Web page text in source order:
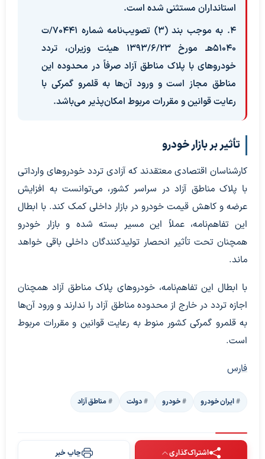
استانداران مستثنی شده است.
۴. به موجب بند (۳) تصویب‌نامه شماره ۷۰۴۴۱/ت
۵۱۰۴۰هـ مورخ ۱۳۹۳/۶/۲۳ هیئت وزیران، تردد
خودروهای با پلاک مناطق آزاد صرفاً در محدوده این
مناطق مجاز است و ورود آن‌ها به قلمرو گمرکی با
رعایت قوانین و مقررات مربوط امکان‌پذیر می‌باشد.
تأثیر بر بازار خودرو
کارشناسان اقتصادی معتقدند که آزادی تردد خودروهای وارداتی
با پلاک مناطق آزاد در سراسر کشور، می‌توانست به افزایش
عرضه و کاهش قیمت خودرو در بازار داخلی کمک کند. با ابطال
این تفاهم‌نامه، عملاً این مسیر بسته شده و بازار خودرو
همچنان تحت تأثیر انحصار تولیدکنندگان داخلی باقی خواهد
ماند.
با ابطال این تفاهم‌نامه، خودروهای پلاک مناطق آزاد همچنان
اجازه تردد در خارج از محدوده مناطق آزاد را ندارند و ورود آن‌ها
به قلمرو گمرکی کشور منوط به رعایت قوانین و مقررات مربوط
است.
فارس
ایران خودرو خودرو دولت مناطق آزاد
اشتراک‌گذاری چاپ خبر